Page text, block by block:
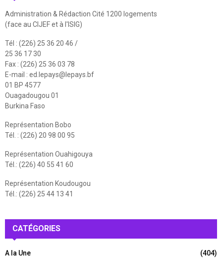
Administration & Rédaction Cité 1200 logements
(face au CIJEF et à l'ISIG)
Tél : (226) 25 36 20 46 /
25 36 17 30
Fax : (226) 25 36 03 78
E-mail : ed.lepays@lepays.bf
01 BP 4577
Ouagadougou 01
Burkina Faso
Représentation Bobo
Tél. : (226) 20 98 00 95
Représentation Ouahigouya
Tél.: (226) 40 55 41 60
Représentation Koudougou
Tél.: (226) 25 44 13 41
CATÉGORIES
A la Une
(404)